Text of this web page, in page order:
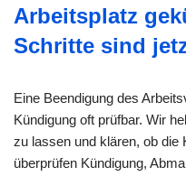
Arbeitsplatz
Schritte sind
Eine Beendigung des
Kündigung oft prüfbar. Wir
zu lassen und klären, ob die
überprüfen Kündigung,